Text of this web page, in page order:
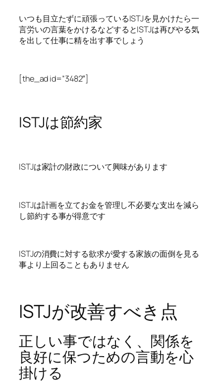
いつも目立たずに頑張っているISTJを見かけたら一
言労いの言葉をかけるなどするとISTJは再びやる気
を出して仕事に精を出す事でしょう
[the_ad id=”3482″]
ISTJは節約家
ISTJは家計の財政について興味があります
ISTJは計画を立てお金を管理し不必要な支出を減ら
し節約する事が得意です
ISTJの消費に対する欲求が愛する家族の面倒を見る
事より上回ることもありません
ISTJが改善すべき点
正しい事ではなく、関係を
良好に保つための言動を心
掛ける